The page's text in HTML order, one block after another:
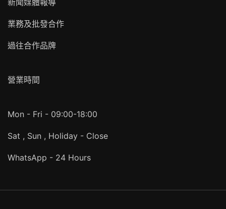
新聞媒體報導
業務及批發合作
過往合作品牌
營業時間
Mon - Fri - 09:00-18:00
Sat , Sun , Holiday - Close
WhatsApp - 24 Hours